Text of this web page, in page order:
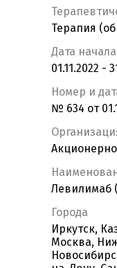
Терапия
Дата
01.11.2022 -
Номер и
№ 634 от
Левилимаб
Города
Иркутск,
Москва,